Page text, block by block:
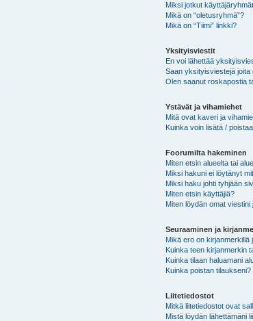
Miksi jotkut
Mikä on “oletusryhmä”?
Mikä on “Tiimi” linkki?
Yksityisviestit
En voi lähettää
Saan yksityisviestejä joita
Olen saanut roskapostia
Ystävät ja vihamiehet
Mitä ovat kaveri ja
Kuinka voin lisätä /
Foorumilta hakeminen
Miten etsin alueelta tai
Miksi hakuni ei löytänyt
Miksi haku johti tyhjään
Miten etsin käyttäjiä?
Miten löydän omat viestini
Seuraaminen ja
Mikä ero on kirjanmerkillä
Kuinka teen kirjanmerkin
Kuinka tilaan haluamani
Kuinka poistan tilaukseni?
Liitetiedostot
Mitkä liitetiedostot ovat
Mistä löydän lähettämäni